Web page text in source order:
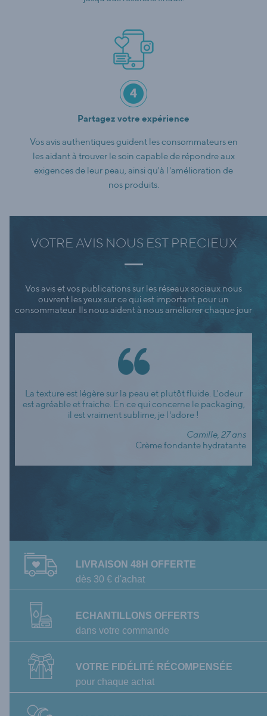
Partagez votre expérience
Vos avis authentiques guident les consommateurs en
les aidant à trouver le soin capable de répondre aux
exigences de leur peau, ainsi qu'à l'amélioration de
nos produits.
VOTRE AVIS NOUS EST PRECIEUX
Vos avis et vos publications sur les réseaux sociaux nous
ouvrent les yeux sur ce qui est important pour un
consommateur. Ils nous aident à nous améliorer chaque jour
La texture est légère sur la peau et plutôt fluide. L'odeur
est agréable et fraiche. En ce qui concerne le packaging,
il est vraiment sublime, je l'adore !
Camille, 27 ans
Crème fondante hydratante
LIVRAISON 48H OFFERTE
dès 30 € d'achat
ECHANTILLONS OFFERTS
dans votre commande
VOTRE FIDÉLITÉ RÉCOMPENSÉE
pour chaque achat